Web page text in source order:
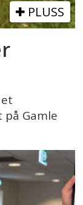
PLUSS
Gamle